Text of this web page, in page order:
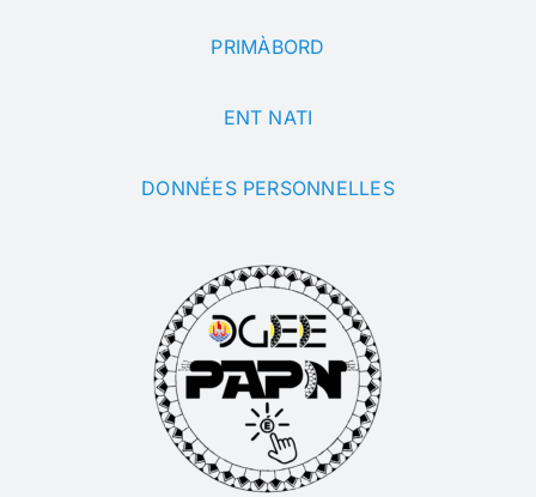
PRIMÀBORD
ENT NATI
DONNÉES PERSONNELLES